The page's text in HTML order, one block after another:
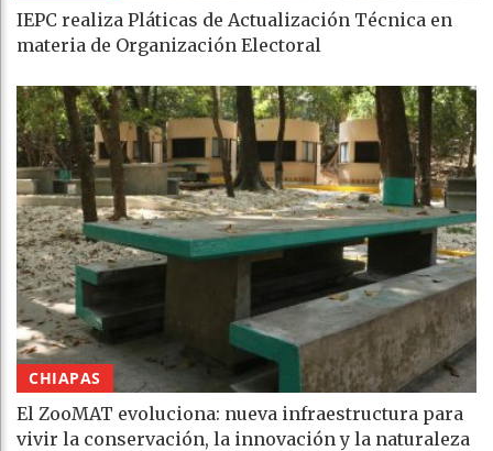
IEPC realiza Pláticas de Actualización Técnica en
materia de Organización Electoral
CHIAPAS
El ZooMAT evoluciona: nueva infraestructura para
vivir la conservación, la innovación y la naturaleza